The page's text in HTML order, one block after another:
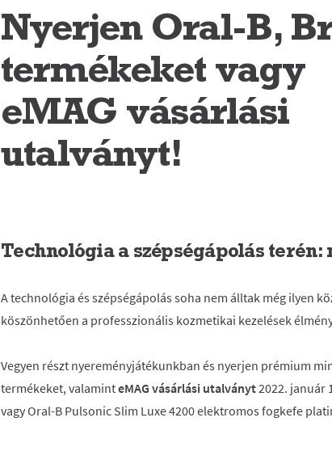
Nyerjen Oral-B,
termékeket vagy
eMAG vásárlási
utalványt!
Technológia a szépségápolás
A technológia és szépségápolás soha nem álltak még ilyen
köszönhetően a professzionális kozmetikai kezelések
Vegyen részt nyereményjátékunkban és nyerjen prémium
termékeket, valaminteMAG vásárlási utalványt2022. január
vagy Oral-B Pulsonic Slim Luxe 4200 elektromos fogkefe